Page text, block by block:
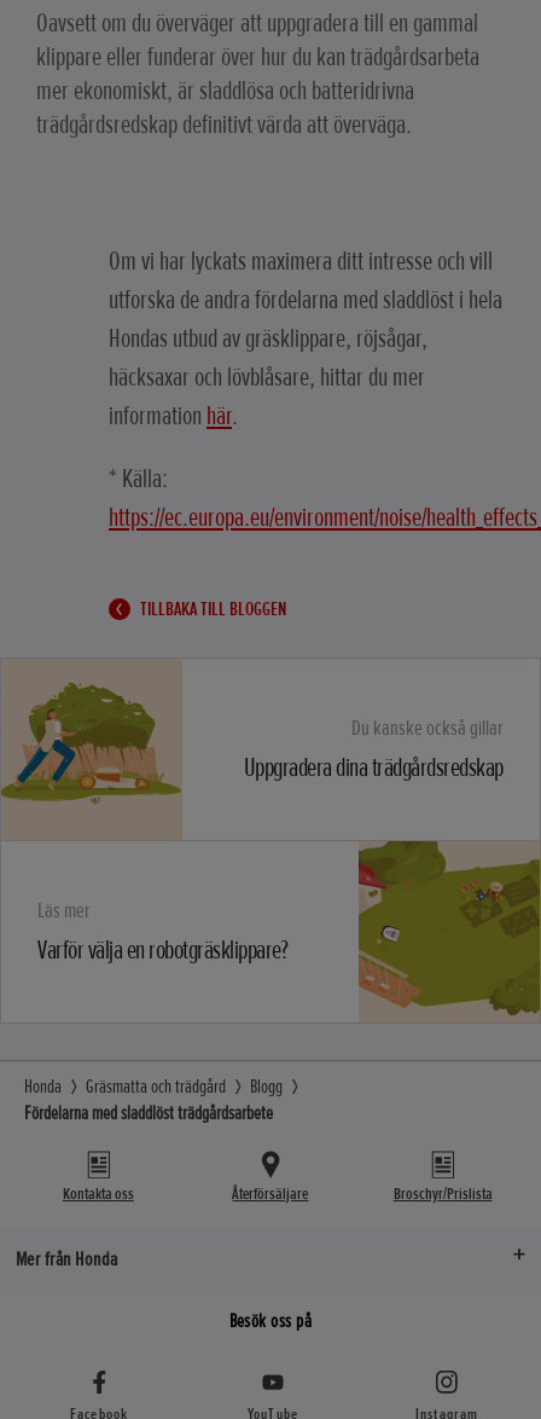
Oavsett om du överväger att uppgradera till en gammal
klippare eller funderar över hur du kan trädgårdsarbeta
mer ekonomiskt, är sladdlösa och batteridrivna
trädgårdsredskap definitivt värda att överväga.
Om vi har lyckats maximera ditt intresse och vill
utforska de andra fördelarna med sladdlöst i hela
Hondas utbud av gräsklippare, röjsågar,
häcksaxar och lövblåsare, hittar du mer
information här.
* Källa:
https://ec.europa.eu/environment/noise/
TILLBAKA TILL BLOGGEN
Du kanske också gillar
Uppgradera dina trädgårdsredskap
Läs mer
Varför välja en robotgräsklippare?
Honda Gräsmatta och trädgård
Blogg
Fördelarna med sladdlöst trädgårdsarbete
Kontakta oss Återförsäljare Broschyr/Prislista
Mer från Honda
Besök oss på
Facebook YouTube Instagram